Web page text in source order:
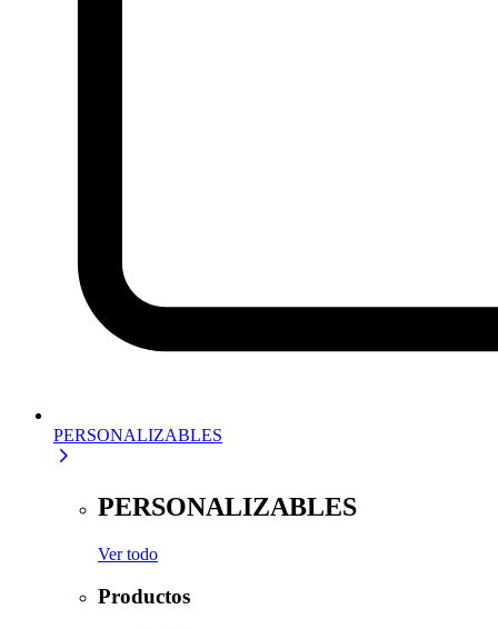
PERSONALIZABLES
PERSONALIZABLES
Ver todo
Productos